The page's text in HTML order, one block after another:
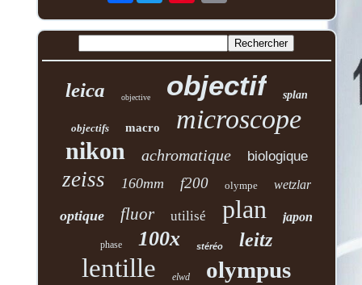
leica objective objectif splan
objectifs macro microscope
nikon achromatique biologique
zeiss 160mm f200 olympe wetzlar
optique fluor utilisé plan japon
phase 100x stéréo leitz
lentille elwd olympus